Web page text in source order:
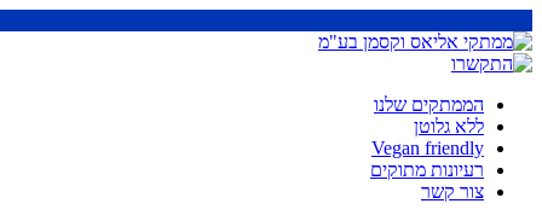
הממתקים שלנו
ללא גלוטן
Vegan friendly
רעיונות מתוקים
צור קשר